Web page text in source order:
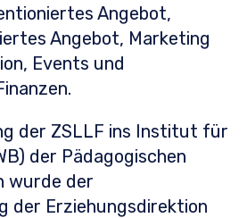
Angebot,
Angebot, Marketing
Events und
der ZSLLF ins Institut für
der Pädagogischen
wurde der
der Erziehungsdirektion